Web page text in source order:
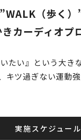
（歩く
カーディオプ
たい』という大
キツ過ぎない運
実施スケジュー